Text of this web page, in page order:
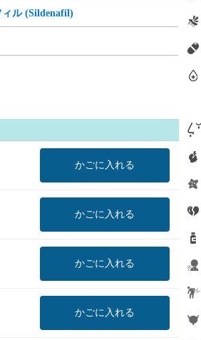
ィル (Sildenafil)
かごに入れる
かごに入れる
かごに入れる
かごに入れる